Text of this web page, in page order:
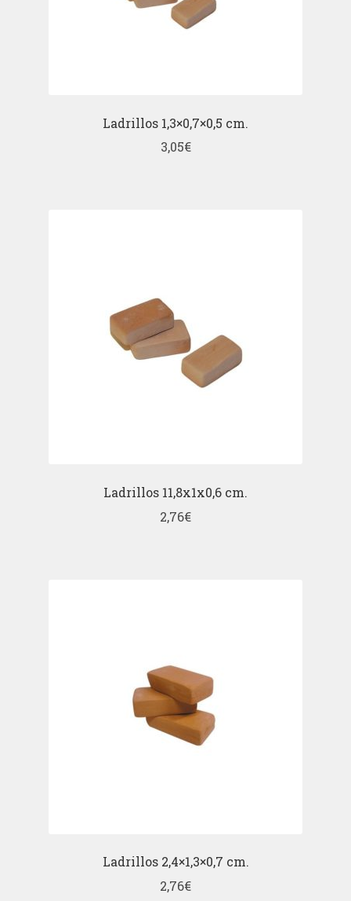
Ladrillos 1,3×0,7×0,5 cm.
3,05€
Ladrillos 11,8x1x0,6 cm.
2,76€
Ladrillos 2,4×1,3×0,7 cm.
2,76€